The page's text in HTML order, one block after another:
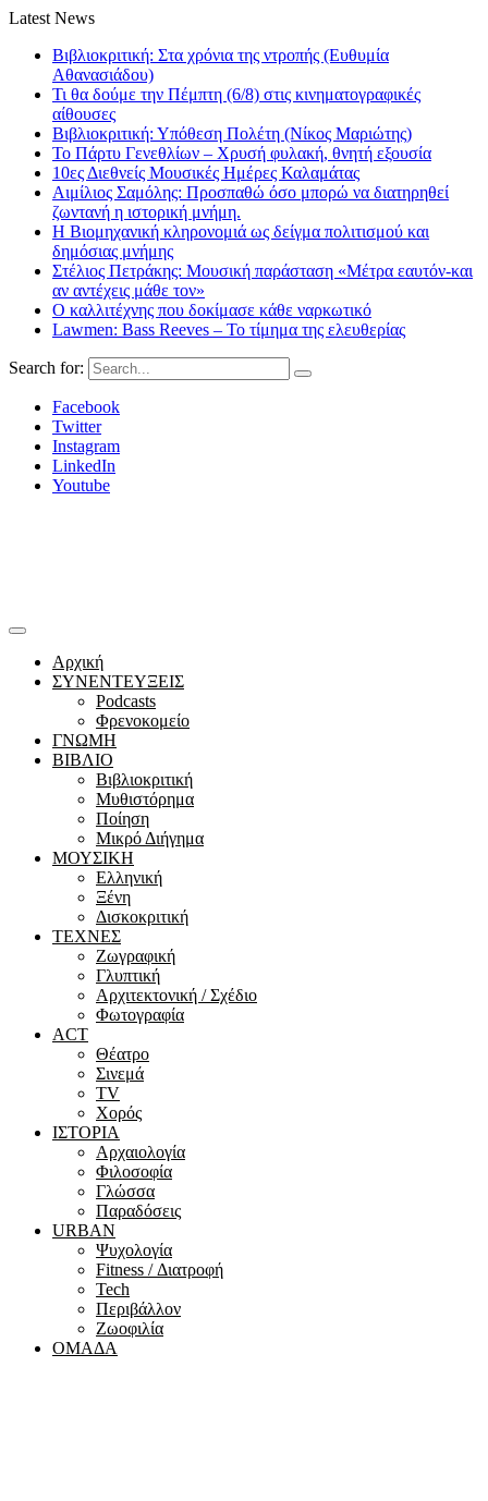
Latest News
Βιβλιοκριτική: Στα χρόνια της ντροπής (Ευθυμία
Αθανασιάδου)
Τι θα δούμε την Πέμπτη (6/8) στις κινηματογραφικές
αίθουσες
Βιβλιοκριτική: Υπόθεση Πολέτη (Νίκος Μαριώτης)
Το Πάρτυ Γενεθλίων – Χρυσή φυλακή, θνητή εξουσία
10ες Διεθνείς Μουσικές Ημέρες Καλαμάτας
Αιμίλιος Σαμόλης: Προσπαθώ όσο μπορώ να διατηρηθεί
ζωντανή η ιστορική μνήμη.
Η Βιομηχανική κληρονομιά ως δείγμα πολιτισμού και
δημόσιας μνήμης
Στέλιος Πετράκης: Μουσική παράσταση «Μέτρα εαυτόν-και
αν αντέχεις μάθε τον»
Ο καλλιτέχνης που δοκίμασε κάθε ναρκωτικό
Lawmen: Bass Reeves – Το τίμημα της ελευθερίας
Search for:
Facebook
Twitter
Instagram
LinkedIn
Youtube
Αρχική
ΣΥΝΕΝΤΕΥΞΕΙΣ
Podcasts
Φρενοκομείο
ΓΝΩΜΗ
ΒΙΒΛΙΟ
Βιβλιοκριτική
Μυθιστόρημα
Ποίηση
Μικρό Διήγημα
ΜΟΥΣΙΚΗ
Ελληνική
Ξένη
Δισκοκριτική
ΤΕΧΝΕΣ
Ζωγραφική
Γλυπτική
Αρχιτεκτονική / Σχέδιο
Φωτογραφία
ACT
Θέατρο
Σινεμά
ΤV
Χορός
ΙΣΤΟΡΙΑ
Αρχαιολογία
Φιλοσοφία
Γλώσσα
Παραδόσεις
URBAN
Ψυχολογία
Fitness / Διατροφή
Tech
Περιβάλλον
Ζωοφιλία
ΟΜΑΔΑ